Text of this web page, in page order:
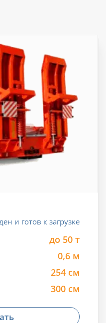
и готов к загрузке
до 50 т
0,6 м
254 см
300 см